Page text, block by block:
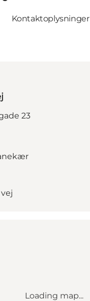
Kontaktoplysninger
23
Loading map...